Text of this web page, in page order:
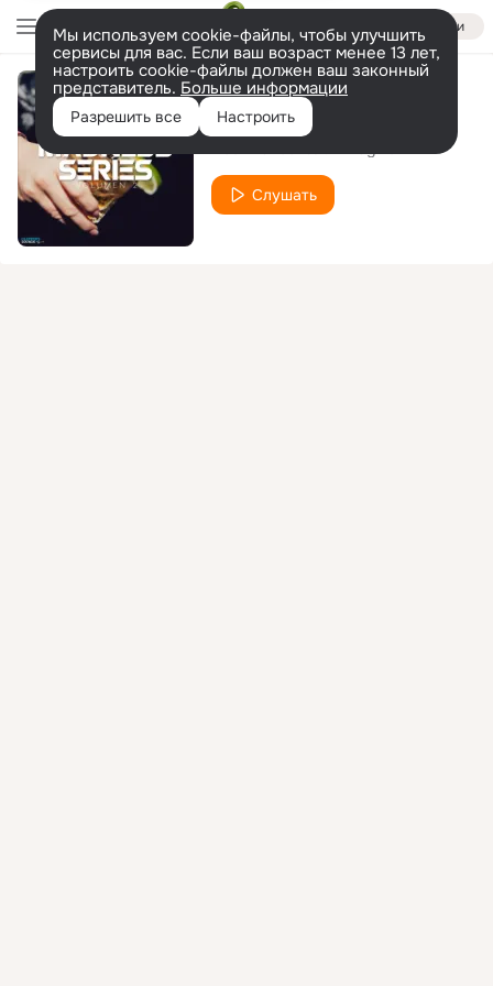
Войти
Мы используем cookie-файлы, чтобы улучшить
сервисы для вас. Если ваш возраст менее 13 лет,
настроить cookie-файлы должен ваш законный
представитель. Больше информации
Разрешить все Настроить
Feeling Free
Слушать